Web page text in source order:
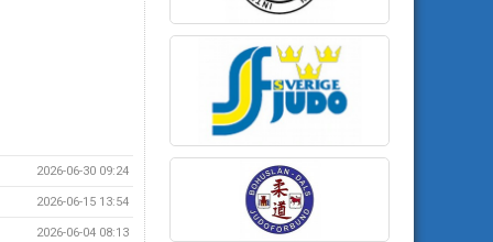
2026-06-30 09:24
2026-06-15 13:54
2026-06-04 08:13